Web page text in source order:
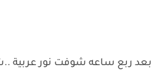
بعد ربع ساعه شوفت نور عربية